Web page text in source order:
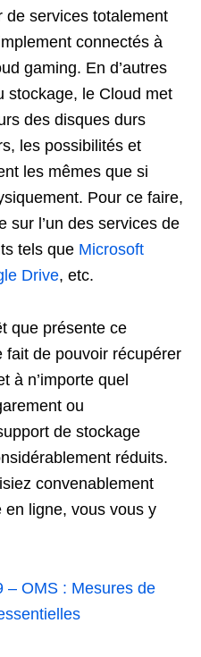
de services totalement
connectés à
gaming. En d’autres
stockage, le Cloud met
des disques durs
les possibilités et
les mêmes que si
Pour ce faire,
sur l’un des services de
tels que Microsoft
Drive, etc.
que présente ce
fait de pouvoir récupérer
à n’importe quel
ou
de stockage
réduits.
convenablement
ligne, vous vous y
– OMS : Mesures de